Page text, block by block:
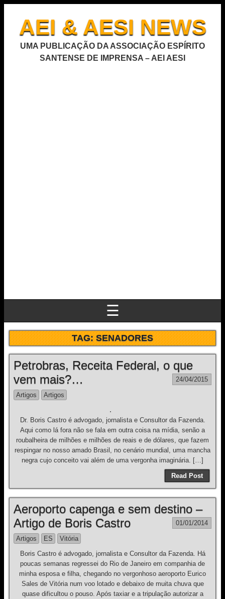
AEI & AESI NEWS
UMA PUBLICAÇÃO DA ASSOCIAÇÃO ESPÍRITO
SANTENSE DE IMPRENSA – AEI AESI
☰
TAG:SENADORES
Petrobras, Receita Federal, o que
vem mais?…
24/04/2015
Artigos Artigos
Dr. Boris Castro é advogado, jornalista e Consultor da Fazenda.
Aqui como lá fora não se fala em outra coisa na mídia, senão a
roubalheira de milhões e milhões de reais e de dólares, que fazem
respingar no nosso amado Brasil, no cenário mundial, uma mancha
negra cujo conceito vai além de uma vergonha imaginária. […]
Read Post
Aeroporto capenga e sem destino –
Artigo de Boris Castro
01/01/2014
Artigos ES
Vitória
Boris Castro é advogado, jornalista e Consultor da Fazenda. Há
poucas semanas regressei do Rio de Janeiro em companhia de
minha esposa e filha, chegando no vergonhoso aeroporto Eurico
Sales de Vitória num voo lotado e debaixo de muita chuva que
quase dificultou o pouso. Após taxiar e a tripulação autorizar a